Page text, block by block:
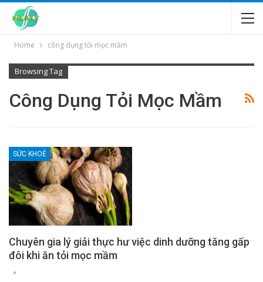
Home công dụng tỏi mọc mầm
Browsing Tag
Công Dụng Tỏi Mọc Mầm
SỨC KHOẺ
Chuyên gia lý giải thực hư việc dinh dưỡng tăng gấp
đôi khi ăn tỏi mọc mầm